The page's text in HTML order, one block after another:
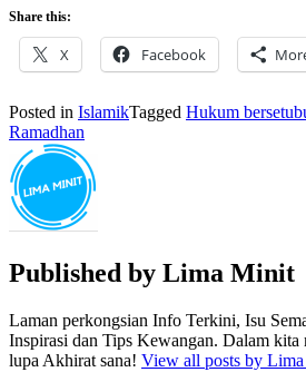
Share this:
X Facebook
Posted in IslamikTagged Hukum
Ramadhan
Published by Lima Minit
Laman perkongsian Info Terkini, Isu
Inspirasi dan Tips Kewangan. Dalam kita
lupa Akhirat sana! View all posts by